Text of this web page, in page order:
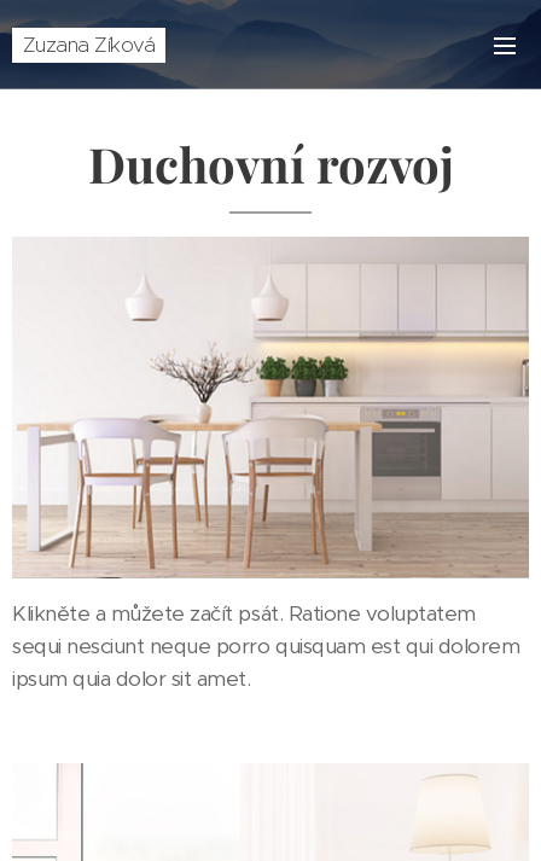
Zuzana Zíková
Duchovní rozvoj
Klikněte a můžete začít psát. Ratione voluptatem
sequi nesciunt neque porro quisquam est qui dolorem
ipsum quia dolor sit amet.